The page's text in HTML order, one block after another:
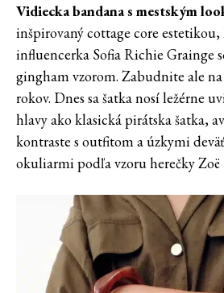
Vidiecka bandana s mestským
inšpirovaný cottage core
influencerka Sofia Richie Grainge
gingham vzorom. Zabudnite ale
rokov. Dnes sa šatka nosí ležérne
hlavy ako klasická pirátska šatka,
kontraste s outfitom a úzkymi
okuliarmi podľa vzoru herečky Zoë